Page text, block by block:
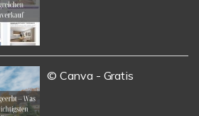
© Canva - Gratis